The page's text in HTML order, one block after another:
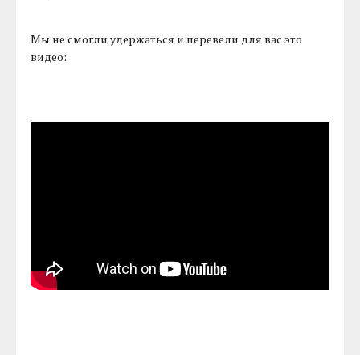
Мы не смогли удержаться и перевели для вас это
видео: